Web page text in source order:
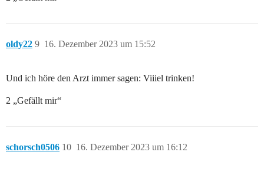
oldy22 16. Dezember 2023 um 15:52
9
Und ich höre den Arzt immer sagen: Viiiel trinken!
2 „Gefällt mir“
schorsch0506 16. Dezember 2023 um 16:12
10